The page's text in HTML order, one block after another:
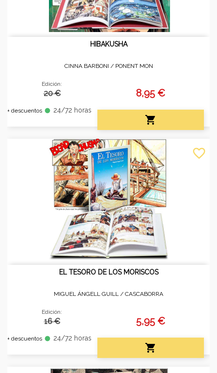
HIBAKUSHA
CINNA BARBONI / PONENT MON
Edición:
20 €
+ descuentos fiber_manual_record 24/72 horas
8,95 €

EL TESORO DE LOS MORISCOS
MIGUEL ÁNGELL GUILL / CASCABORRA
Edición:
16 €
+ descuentos fiber_manual_record 24/72 horas
5,95 €

favorite_border